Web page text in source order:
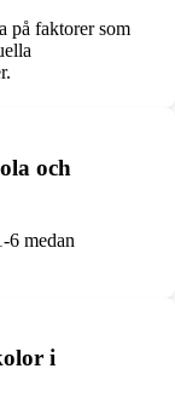
på faktorer som
och
6 medan
i